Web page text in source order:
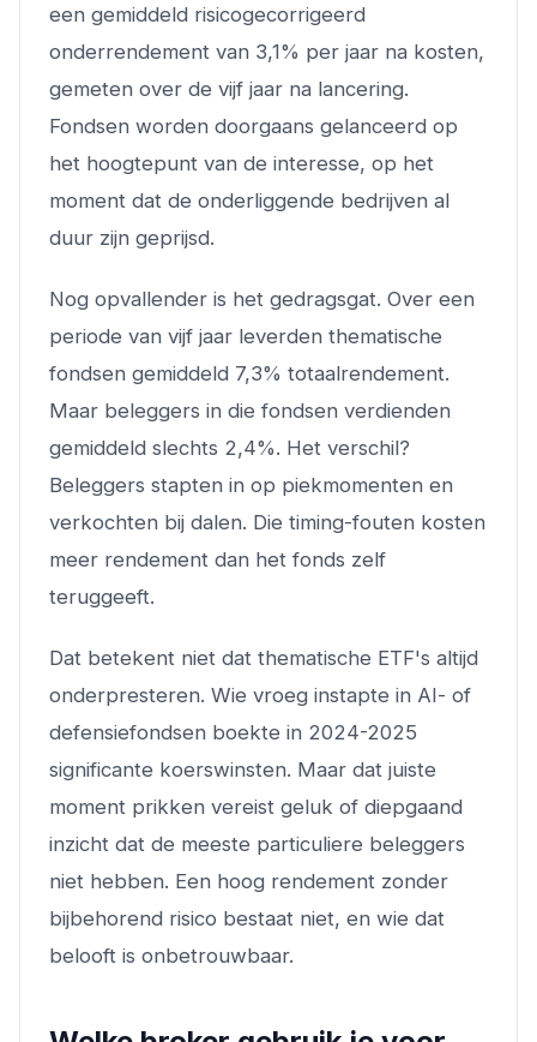
een gemiddeld risicogecorrigeerd
onderrendement van 3,1% per jaar na kosten,
gemeten over de vijf jaar na lancering.
Fondsen worden doorgaans gelanceerd op
het hoogtepunt van de interesse, op het
moment dat de onderliggende bedrijven al
duur zijn geprijsd.
Nog opvallender is het gedragsgat. Over een
periode van vijf jaar leverden thematische
fondsen gemiddeld 7,3% totaalrendement.
Maar beleggers in die fondsen verdienden
gemiddeld slechts 2,4%. Het verschil?
Beleggers stapten in op piekmomenten en
verkochten bij dalen. Die timing-fouten kosten
meer rendement dan het fonds zelf
teruggeeft.
Dat betekent niet dat thematische ETF's altijd
onderpresteren. Wie vroeg instapte in AI- of
defensiefondsen boekte in 2024-2025
significante koerswinsten. Maar dat juiste
moment prikken vereist geluk of diepgaand
inzicht dat de meeste particuliere beleggers
niet hebben. Een hoog rendement zonder
bijbehorend risico bestaat niet, en wie dat
belooft is onbetrouwbaar.